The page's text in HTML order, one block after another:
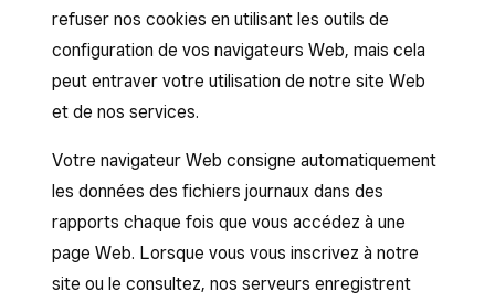
refuser nos cookies en utilisant les outils de
configuration de vos navigateurs Web, mais cela
peut entraver votre utilisation de notre site Web
et de nos services.
Votre navigateur Web consigne automatiquement
les données des fichiers journaux dans des
rapports chaque fois que vous accédez à une
page Web. Lorsque vous vous inscrivez à notre
site ou le consultez, nos serveurs enregistrent